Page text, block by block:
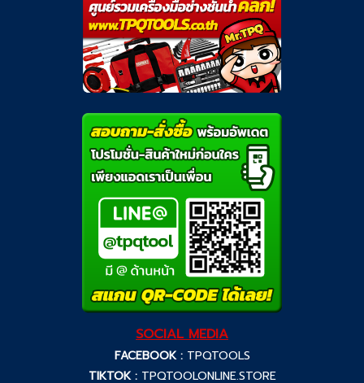
SOCIAL MEDIA
FACEBOOK : TPQTOOLS
TIKTOK : TPQTOOLONLINE.STORE